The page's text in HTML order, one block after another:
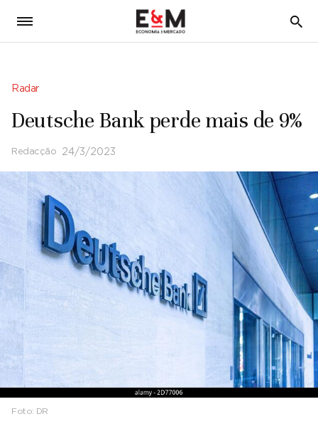
5
Radar
Deutsche Bank perde mais de 9%
Redacção 24/3/2023
Foto: DR